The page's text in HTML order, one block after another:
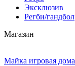
Эксклюзив
Регби/гандбол
Магазин
Майка игровая